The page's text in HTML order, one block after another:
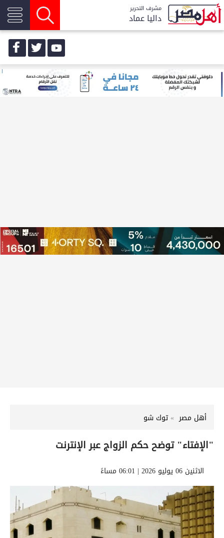
مشرف التحرير
داليا عماد
أهل مصر توك شو
"الإفتاء" توضح حكم الزواج عبر الإنترنت
الاثنين 06 يوليو 2026 | 06:01 مساءً